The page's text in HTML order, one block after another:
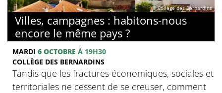
© Collège des Bernardins
Villes, campagnes : habitons-nous
encore le même pays ?
MARDI 6 OCTOBRE À 19H30
COLLÈGE DES BERNARDINS
Tandis que les fractures économiques, sociales et
territoriales ne cessent de se creuser, comment